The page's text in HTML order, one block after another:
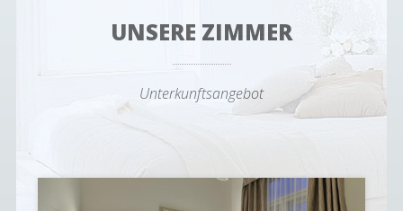
UNSERE ZIMMER
Unterkunftsangebot